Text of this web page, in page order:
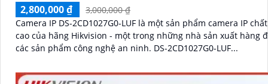
2,800,000 ₫
3,000,000 ₫
Camera IP DS-2CD1027G0-LUF là một sản phẩm camera IP
cao của hãng Hikvision - một trong những nhà sản xuất hàng
các sản phẩm công nghệ an ninh. DS-2CD1027G0-LUF...